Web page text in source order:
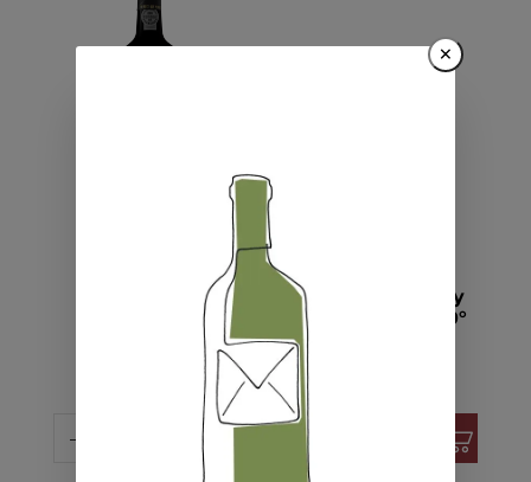
×
Porto Ferreira
Ruby Port 19.5°
Graham's Tawny
30 Years Port 20°